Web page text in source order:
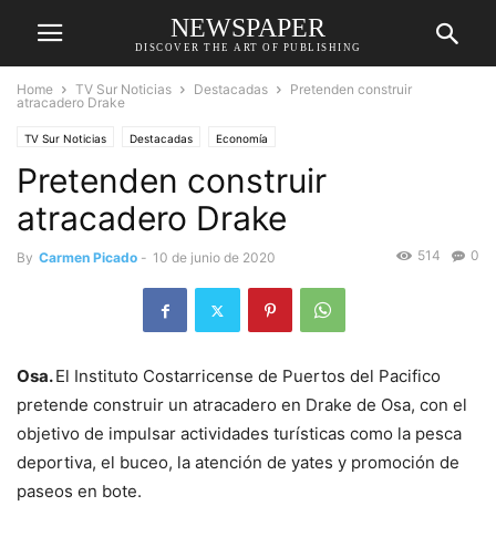
NEWSPAPER
DISCOVER THE ART OF PUBLISHING
Home TV Sur Noticias Destacadas
Pretenden construir
atracadero Drake
TV Sur Noticias Destacadas Economía
Pretenden construir
atracadero Drake
By Carmen Picado - 10 de junio de 2020 0
514
Osa.El Instituto Costarricense de Puertos del Pacifico
pretende construir un atracadero en Drake de Osa, con el
objetivo de impulsar actividades turísticas como la pesca
deportiva, el buceo, la atención de yates y promoción de
paseos en bote.